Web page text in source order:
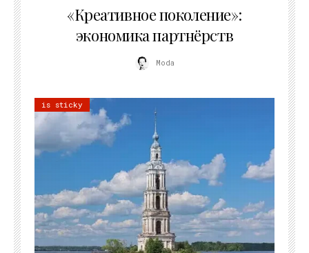
«Креативное поколение»:
экономика партнёрств
Moda
is sticky